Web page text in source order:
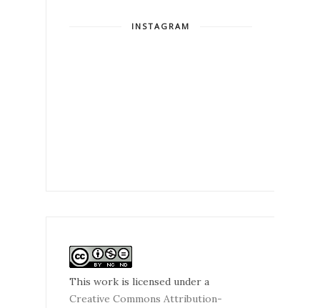
INSTAGRAM
This work is licensed under a
Creative Commons Attribution-